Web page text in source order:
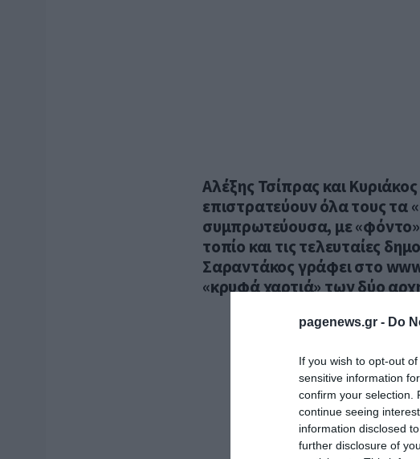
pagenews.gr - Do
If you wish to opt-out
sensitive information
confirm your selection.
continue seeing
information disclosed
further disclosure of
Αλέξης Τσίπρας και
επιστρατεύουν όλα τους τα
συμπρωτεύουσα, με
τοπίο και τις τελευταίες
Σαραντάκος γράφει στο
«κρυφά χαρτιά» των δύο